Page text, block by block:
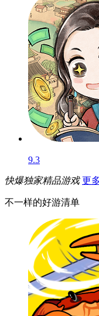
9.3
快爆独家精品游戏 更
不一样的好游清单